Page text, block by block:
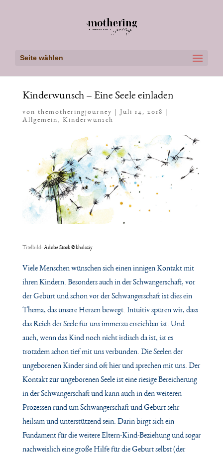
Seite wählen
Kinderwunsch – Eine Seele einladen
von themotheringjourney Juli 14, 2018
Allgemein, Kinderwunsch
Titelbild: Adobe Stock © khalaziy
Viele Menschen wünschen sich einen innigen Kontakt mit
ihren Kindern. Besonders auch in der Schwangerschaft, vor
der Geburt und schon vor der Schwangerschaft ist dies ein
Thema, das unsere Herzen bewegt. Intuitiv spüren wir, dass
das Reich der Seele für uns immerzu erreichbar ist. Und
auch, wenn das Kind noch nicht irdisch da ist, ist es
trotzdem schon tief mit uns verbunden. Die Seelen der
ungeborenen Kinder sind oft hier und sprechen mit uns. Der
Kontakt zur ungeborenen Seele ist eine riesige Bereicherung
in der Schwangerschaft und kann auch in den weiteren
Prozessen rund um Schwangerschaft und Geburt sehr
heilsam und unterstützend sein. Darin birgt sich ein
Fundament für die weitere Eltern-Kind-Beziehung und sogar
nachweislich eine große Hilfe für die Geburt selbst (der